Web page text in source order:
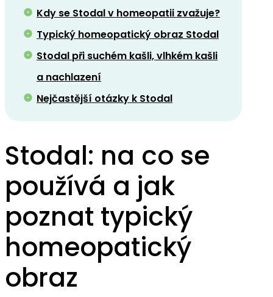
Kdy se Stodal v homeopatii zvažuje?
Typický homeopatický obraz Stodal
Stodal při suchém kašli, vlhkém kašli
a nachlazení
Nejčastější otázky k Stodal
Stodal: na co se
používá a jak
poznat typický
homeopatický
obraz